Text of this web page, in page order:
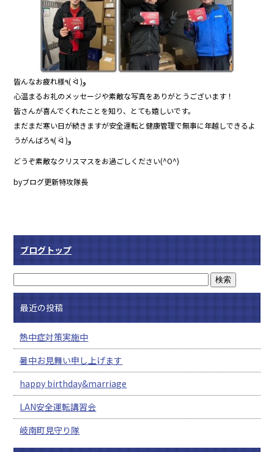
皆んなお疲れ様٩( ᐛ )و
心温まるお礼のメッセージや素敵な写真をありがとうございます！
皆さんが喜んでくれたことを知り、とても嬉しいです。
まだまだ寒い日が続きますが安全運転と健康管理で無事に年越しできるよ
うがんばろ٩( ᐛ )و
どうぞ素敵なクリスマスをお過ごしください(^O^)
byブログ更新特攻隊長
ブログトップ
最近の投稿
熱中症対策実施中
暑中お見舞い申し上げます
happy birthday&marriage
LAN安全運転講習会
岐南町見守り隊